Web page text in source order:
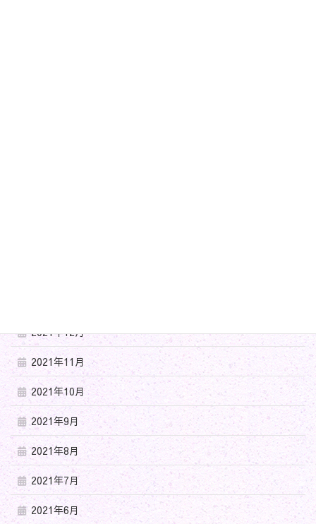
2021年12月
2021年11月
2021年10月
2021年9月
2021年8月
2021年7月
2021年6月